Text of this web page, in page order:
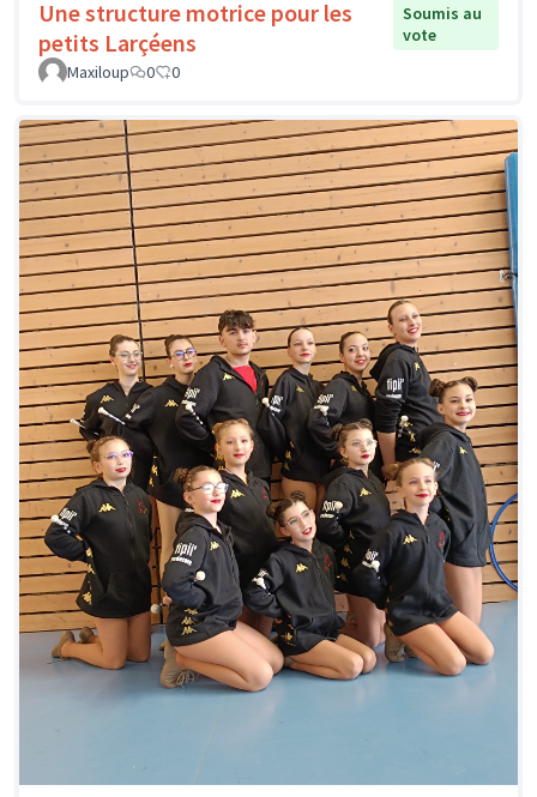
Une structure motrice pour les
petits Larçéens
Soumis au
vote
Maxiloup
0 0